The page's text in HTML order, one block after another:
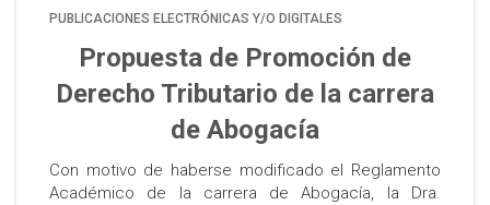
PUBLICACIONES ELECTRÓNICAS Y/O DIGITALES
Propuesta de Promoción de
Derecho Tributario de la carrera
de Abogacía
Con motivo de haberse modificado el Reglamento
Académico de la carrera de Abogacía, la Dra.